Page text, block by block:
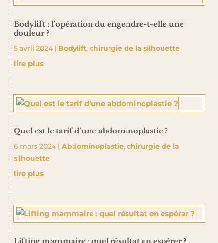
Bodylift : l’opération du engendre-t-elle une
douleur ?
5 avril 2024| Bodylift, chirurgie de la silhouette
lire plus
Quel est le tarif d’une abdominoplastie ?
6 mars 2024| Abdominoplastie, chirurgie de la
silhouette
lire plus
Lifting mammaire : quel résultat en espérer ?